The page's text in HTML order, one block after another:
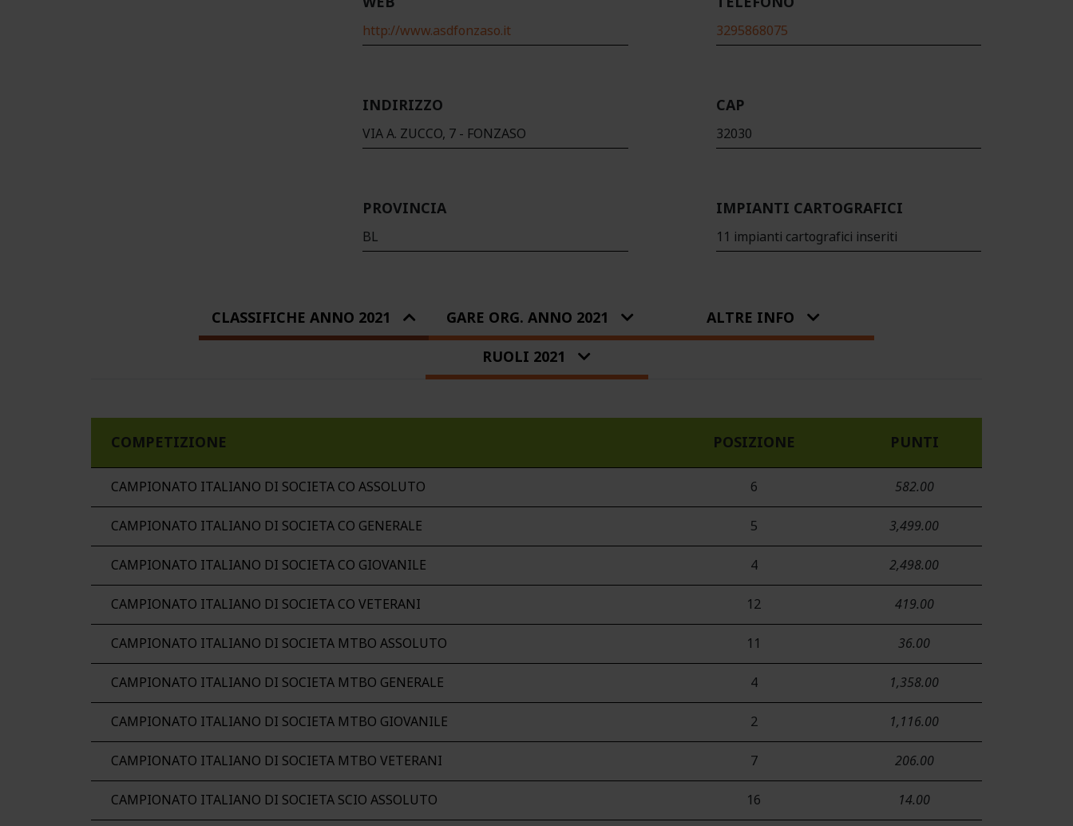
http://www.asdfonzaso.it 3295868075
INDIRIZZO
VIA A. ZUCCO, 7 - FONZASO
CAP
32030
PROVINCIA
BL
IMPIANTI CARTOGRAFICI
11 impianti cartografici inseriti
CLASSIFICHE ANNO 2021 GARE ORG. ANNO 2021
ALTRE INFO
RUOLI 2021
COMPETIZIONE POSIZIONE PUNTI
CAMPIONATO ITALIANO DI SOCIETA CO ASSOLUTO 6 582.00
CAMPIONATO ITALIANO DI SOCIETA CO GENERALE 5 3,499.00
CAMPIONATO ITALIANO DI SOCIETA CO GIOVANILE 4 2,498.00
CAMPIONATO ITALIANO DI SOCIETA CO VETERANI 12 419.00
CAMPIONATO ITALIANO DI SOCIETA MTBO ASSOLUTO 11 36.00
CAMPIONATO ITALIANO DI SOCIETA MTBO GENERALE 4 1,358.00
CAMPIONATO ITALIANO DI SOCIETA MTBO GIOVANILE 2 1,116.00
CAMPIONATO ITALIANO DI SOCIETA MTBO VETERANI 7 206.00
CAMPIONATO ITALIANO DI SOCIETA SCIO ASSOLUTO 16 14.00